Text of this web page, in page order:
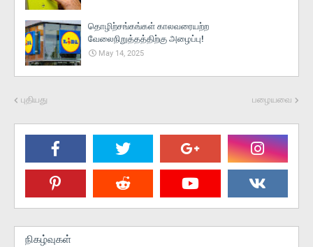
தொழிற்சங்கங்கள் காலவரையற்ற
வேலைநிறுத்தத்திற்கு அழைப்பு!
May 14, 2025
புதியது பழையவை
நிகழ்வுகள்